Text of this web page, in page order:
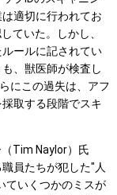
適切に行われてお
ていた。しかし、
ールに記されてい
、獣医師が検査し
にこの過失は、アフ
取する段階でスキ
Tim Naylor）氏
員たちが犯した"人
ていくつかのミスが